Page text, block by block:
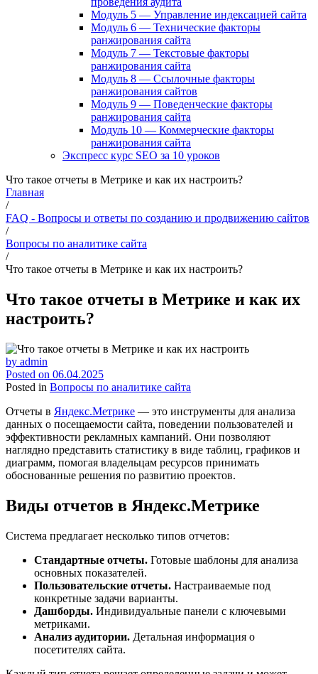
Модуль 5 — Управление индексацией сайта
Модуль 6 — Технические факторы
ранжирования сайта
Модуль 7 — Текстовые факторы
ранжирования сайта
Модуль 8 — Ссылочные факторы
ранжирования сайтов
Модуль 9 — Поведенческие факторы
ранжирования сайта
Модуль 10 — Коммерческие факторы
ранжирования сайта
Экспресс курс SEO за 10 уроков
Что такое отчеты в Метрике и как их настроить?
Главная
/
FAQ - Вопросы и ответы по созданию и продвижению сайтов
/
Вопросы по аналитике сайта
/
Что такое отчеты в Метрике и как их настроить?
Что такое отчеты в Метрике и как их
настроить?
by admin
Posted on 06.04.2025
Posted in Вопросы по аналитике сайта
Отчеты в Яндекс.Метрике — это инструменты для анализа
данных о посещаемости сайта, поведении пользователей и
эффективности рекламных кампаний. Они позволяют
наглядно представить статистику в виде таблиц, графиков и
диаграмм, помогая владельцам ресурсов принимать
обоснованные решения по развитию проектов.
Виды отчетов в Яндекс.Метрике
Система предлагает несколько типов отчетов:
Стандартные отчеты. Готовые шаблоны для анализа
основных показателей.
Пользовательские отчеты. Настраиваемые под
конкретные задачи варианты.
Дашборды. Индивидуальные панели с ключевыми
метриками.
Анализ аудитории. Детальная информация о
посетителях сайта.